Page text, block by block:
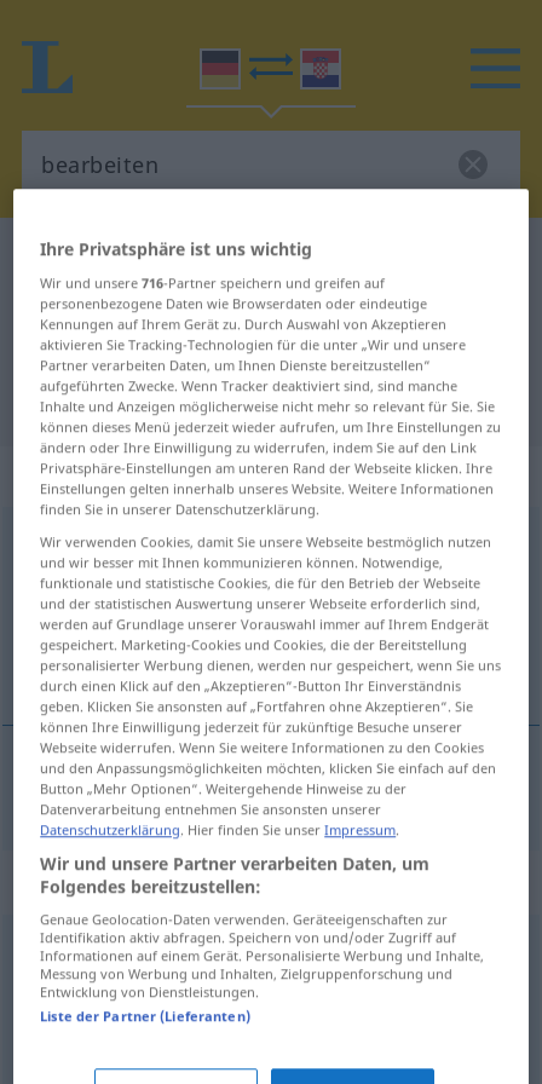
Deutsch-Kroatisch Wörterbuch
Deutsch-Kroatisch Übersetzung für
"bearbeiten"
"bearbeiten" Kroatisch Übersetzung
„bearbeiten“
bearbeiten
Übersicht aller Übersetzungen
(Für mehr Details die Übersetzung anklicken/antippen)
obraditi
obraditi(-ađivati) bearbeitenAntrag, Ackerboden
Synonyme für "bearbeiten"
untersuchen
überreden (wollen) (ugs.),
Ihre Privatsphäre ist uns wichtig
Wir und unsere716-Partner speichern und greifen auf
personenbezogene Daten wie Browserdaten oder eindeutige
Kennungen auf Ihrem Gerät zu. Durch Auswahl von Akzeptieren
aktivieren Sie Tracking-Technologien für die unter „Wir und unsere
Partner verarbeiten Daten, um Ihnen Dienste bereitzustellen“
aufgeführten Zwecke. Wenn Tracker deaktiviert sind, sind manche
Inhalte und Anzeigen möglicherweise nicht mehr so relevant für Sie. Sie
können dieses Menü jederzeit wieder aufrufen, um Ihre Einstellungen zu
ändern oder Ihre Einwilligung zu widerrufen, indem Sie auf den Link
Privatsphäre-Einstellungen am unteren Rand der Webseite klicken. Ihre
Einstellungen gelten innerhalb unseres Website. Weitere Informationen
finden Sie in unserer Datenschutzerklärung.
Wir verwenden Cookies, damit Sie unsere Webseite bestmöglich nutzen
und wir besser mit Ihnen kommunizieren können. Notwendige,
funktionale und statistische Cookies, die für den Betrieb der Webseite
und der statistischen Auswertung unserer Webseite erforderlich sind,
werden auf Grundlage unserer Vorauswahl immer auf Ihrem Endgerät
gespeichert. Marketing-Cookies und Cookies, die der Bereitstellung
personalisierter Werbung dienen, werden nur gespeichert, wenn Sie uns
durch einen Klick auf den „Akzeptieren“-Button Ihr Einverständnis
geben. Klicken Sie ansonsten auf „Fortfahren ohne Akzeptieren“. Sie
können Ihre Einwilligung jederzeit für zukünftige Besuche unserer
Webseite widerrufen. Wenn Sie weitere Informationen zu den Cookies
und den Anpassungsmöglichkeiten möchten, klicken Sie einfach auf den
Button „Mehr Optionen“. Weitergehende Hinweise zu der
Datenverarbeitung entnehmen Sie ansonsten unserer
Datenschutzerklärung. Hier finden Sie unserImpressum.
Wir und unsere Partner verarbeiten Daten, um
Folgendes bereitzustellen:
Genaue Geolocation-Daten verwenden. Geräteeigenschaften zur
Identifikation aktiv abfragen. Speichern von und/oder Zugriff auf
Informationen auf einem Gerät. Personalisierte Werbung und Inhalte,
Messung von Werbung und Inhalten, Zielgruppenforschung und
Entwicklung von Dienstleistungen.
Liste der Partner (Lieferanten)